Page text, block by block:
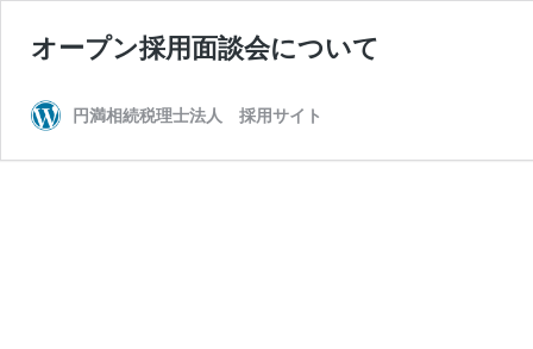
オープン採用面談会について
円満相続税理士法人 採用サイト